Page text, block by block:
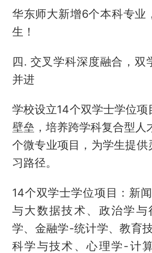
华东师大新增6个本科专业
生！
四. 交叉学科深度融合，双
并进
学校设立14个双学士学位
壁垒，培养跨学科复合型人
个微专业项目，为学生提供
习路径。
14个双学士学位项目：新
与大数据技术、政治学
学、金融学-统计学、教育
科学与技术、心理学-计